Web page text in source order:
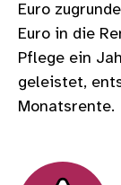
Euro
Euro in die
Pflege ein
geleistet,
Monatsrente.